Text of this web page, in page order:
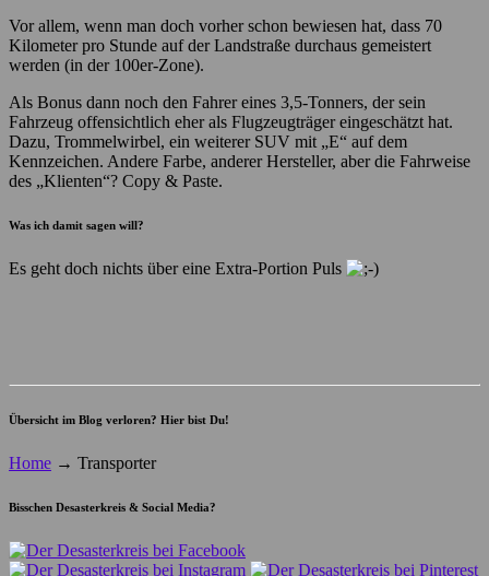
Vor allem, wenn man doch vorher schon bewiesen hat, dass 70
Kilometer pro Stunde auf der Landstraße durchaus gemeistert
werden (in der 100er-Zone).
Als Bonus dann noch den Fahrer eines 3,5-Tonners, der sein
Fahrzeug offensichtlich eher als Flugzeugträger eingeschätzt hat.
Dazu, Trommelwirbel, ein weiterer SUV mit „E“ auf dem
Kennzeichen. Andere Farbe, anderer Hersteller, aber die Fahrweise
des „Klienten“? Copy & Paste.
Was ich damit sagen will?
Es geht doch nichts über eine Extra-Portion Puls
Übersicht im Blog verloren? Hier bist Du!
Home → Transporter
Bisschen Desasterkreis & Social Media?